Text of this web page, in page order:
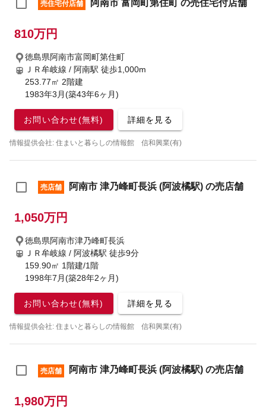
売住宅付店舗 阿南市 富岡町第住町 の売住宅付店舗
810万円
徳島県阿南市富岡町第住町
ＪＲ牟岐線 / 阿南駅 徒歩1,000m
253.77㎡ 2階建
1983年3月(築43年6ヶ月)
お問い合わせ(無料) 詳細を見る
情報提供会社: 住まいと暮らしの情報館 信和興業(有)
売店舗 阿南市 津乃峰町長浜 (阿波橘駅) の売店舗
1,050万円
徳島県阿南市津乃峰町長浜
ＪＲ牟岐線 / 阿波橘駅 徒歩9分
159.90㎡ 1階建/1階
1998年7月(築28年2ヶ月)
お問い合わせ(無料) 詳細を見る
情報提供会社: 住まいと暮らしの情報館 信和興業(有)
売店舗 阿南市 津乃峰町長浜 (阿波橘駅) の売店舗
1,980万円